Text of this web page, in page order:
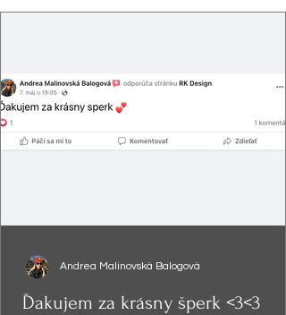
Ďakujem za krásny šperk <3<3
Andrea Malinovská Balogová